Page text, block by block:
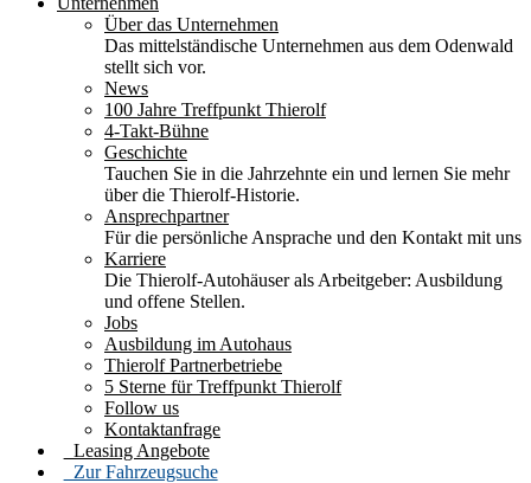
Über das Unternehmen
Das mittelständische Unternehmen aus dem Odenwald
stellt sich vor.
News
100 Jahre Treffpunkt Thierolf
4-Takt-Bühne
Geschichte
Tauchen Sie in die Jahrzehnte ein und lernen Sie mehr
über die Thierolf-Historie.
Ansprechpartner
Für die persönliche Ansprache und den Kontakt mit uns
Karriere
Die Thierolf-Autohäuser als Arbeitgeber: Ausbildung
und offene Stellen.
Jobs
Ausbildung im Autohaus
Thierolf Partnerbetriebe
5 Sterne für Treffpunkt Thierolf
Follow us
Kontaktanfrage
Leasing Angebote
Zur Fahrzeugsuche